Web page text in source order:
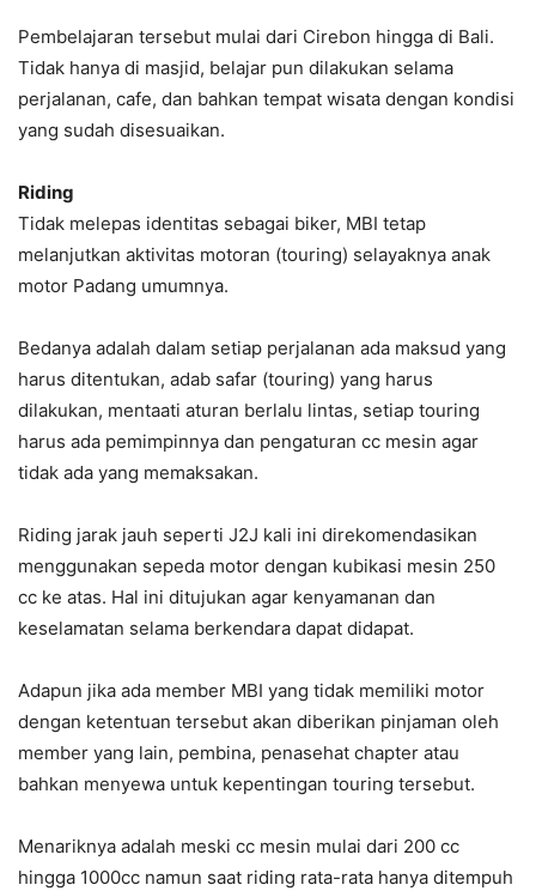
Pembelajaran tersebut mulai dari Cirebon hingga di Bali.
Tidak hanya di masjid, belajar pun dilakukan selama
perjalanan, cafe, dan bahkan tempat wisata dengan kondisi
yang sudah disesuaikan.
Riding
Tidak melepas identitas sebagai biker, MBI tetap
melanjutkan aktivitas motoran (touring) selayaknya anak
motor Padang umumnya.
Bedanya adalah dalam setiap perjalanan ada maksud yang
harus ditentukan, adab safar (touring) yang harus
dilakukan, mentaati aturan berlalu lintas, setiap touring
harus ada pemimpinnya dan pengaturan cc mesin agar
tidak ada yang memaksakan.
Riding jarak jauh seperti J2J kali ini direkomendasikan
menggunakan sepeda motor dengan kubikasi mesin 250
cc ke atas. Hal ini ditujukan agar kenyamanan dan
keselamatan selama berkendara dapat didapat.
Adapun jika ada member MBI yang tidak memiliki motor
dengan ketentuan tersebut akan diberikan pinjaman oleh
member yang lain, pembina, penasehat chapter atau
bahkan menyewa untuk kepentingan touring tersebut.
Menariknya adalah meski cc mesin mulai dari 200 cc
hingga 1000cc namun saat riding rata-rata hanya ditempuh